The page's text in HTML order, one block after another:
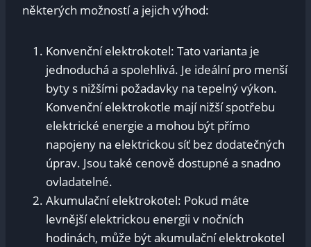
některých možností a jejich výhod:
Konvenční elektrokotel: Tato varianta je
jednoduchá a spolehlivá. Je ideální pro menší
byty s nižšími požadavky na tepelný výkon.
Konvenční elektrokotle mají nižší spotřebu
elektrické energie a mohou být přímo
napojeny na elektrickou síť bez dodatečných
úprav. Jsou také cenově dostupné a snadno
ovladatelné.
Akumulační elektrokotel: Pokud máte
levnější elektrickou energii v nočních
hodinách, může být akumulační elektrokotel